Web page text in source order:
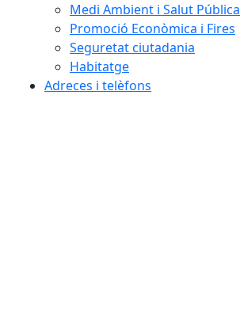
Medi Ambient i Salut Pública
Promoció Econòmica i Fires
Seguretat ciutadania
Habitatge
Adreces i telèfons